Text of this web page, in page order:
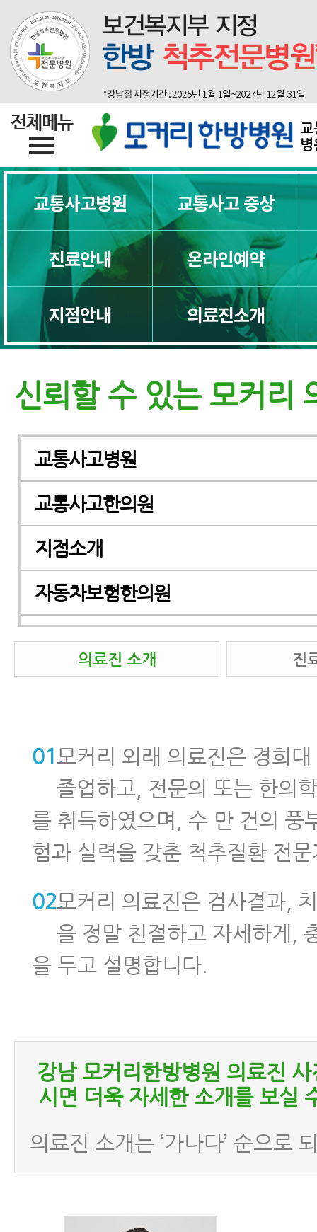
교
교통사고병원 교통사고 증상
진료안내 온라인예약
지점안내 의료진소개
신뢰할 수 있는 모커리
교통사고병원
교통사고한의원
지점소개
자동차보험한의원
교통사고병원 제대로 고르는 8가지
교통사고병원 잘 고르는 7가지 방법
교통사고한의원 제대로 고르는 5가
교통사고후유증한의원, 교통사고후
대로 고르는 7가지 방법
교통사고한의원 한방치료의 장점
교통사고병원에서 알려주는 교통사
교통사고 한방치료 (교통사고치료)
교통사고후병원 잘 고르는 법 7가지
자동차사고병원 잘 고르는 법 8가지
의료진 소개 진
01.모커리 외래 의료진은 경희
졸업하고, 전문의 또는 한의
를 취득하였으며, 수 만 건의 풍
험과 실력을 갖춘 척추질환 전
02.모커리 의료진은 검사결과,
을 정말 친절하고 자세하게,
을 두고 설명합니다.
강남 모커리한방병원 의료진
시면 더욱 자세한 소개를 보실
의료진 소개는 ‘가나다’ 순으로